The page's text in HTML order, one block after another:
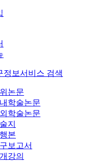
정보서비스 검색
논문
학술논문
학술논문
지
본
보고서
강의